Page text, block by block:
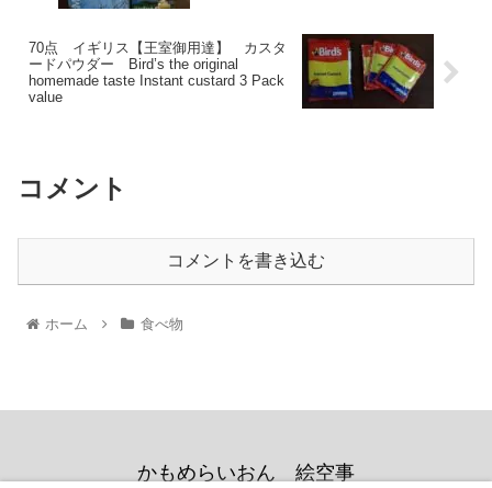
70点 イギリス【王室御用達】 カスタ
ードパウダー Bird’s the original
homemade taste Instant custard 3 Pack
value
コメント
コメントを書き込む
ホーム 食べ物
かもめらいおん 絵空事